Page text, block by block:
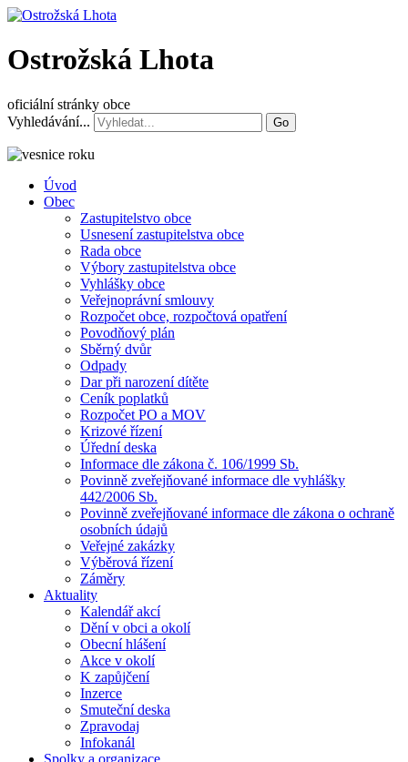
Ostrožská Lhota
oficiální stránky obce
Vyhledávání...
Go
Úvod
Obec
Zastupitelstvo obce
Usnesení zastupitelstva obce
Rada obce
Výbory zastupitelstva obce
Vyhlášky obce
Veřejnoprávní smlouvy
Rozpočet obce, rozpočtová opatření
Povodňový plán
Sběrný dvůr
Odpady
Dar při narození dítěte
Ceník poplatků
Rozpočet PO a MOV
Krizové řízení
Úřední deska
Informace dle zákona č. 106/1999 Sb.
Povinně zveřejňované informace dle vyhlášky
442/2006 Sb.
Povinně zveřejňované informace dle zákona o ochraně
osobních údajů
Veřejné zakázky
Výběrová řízení
Záměry
Aktuality
Kalendář akcí
Dění v obci a okolí
Obecní hlášení
Akce v okolí
K zapůjčení
Inzerce
Smuteční deska
Zpravodaj
Infokanál
Spolky a organizace